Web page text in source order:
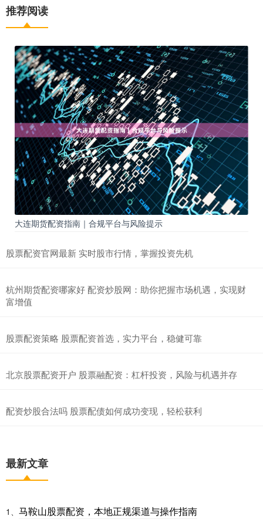
推荐阅读
大连期货配资指南｜合规平台与风险提示
股票配资官网最新 实时股市行情，掌握投资先机
杭州期货配资哪家好 配资炒股网：助你把握市场机遇，实现财
富增值
股票配资策略 股票配资首选，实力平台，稳健可靠
北京股票配资开户 股票融配资：杠杆投资，风险与机遇并存
配资炒股合法吗 股票配债如何成功变现，轻松获利
最新文章
1、 马鞍山股票配资，本地正规渠道与操作指南